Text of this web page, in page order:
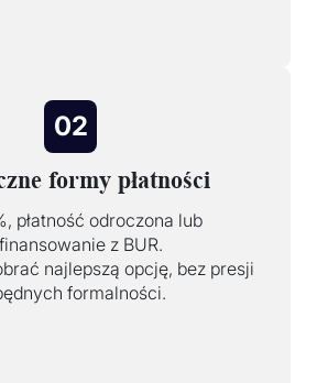
02
formy płatności
płatność odroczona lub
z BUR.
najlepszą opcję, bez presji
formalności.